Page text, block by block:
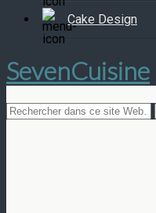
Cake Design
SevenCuisine